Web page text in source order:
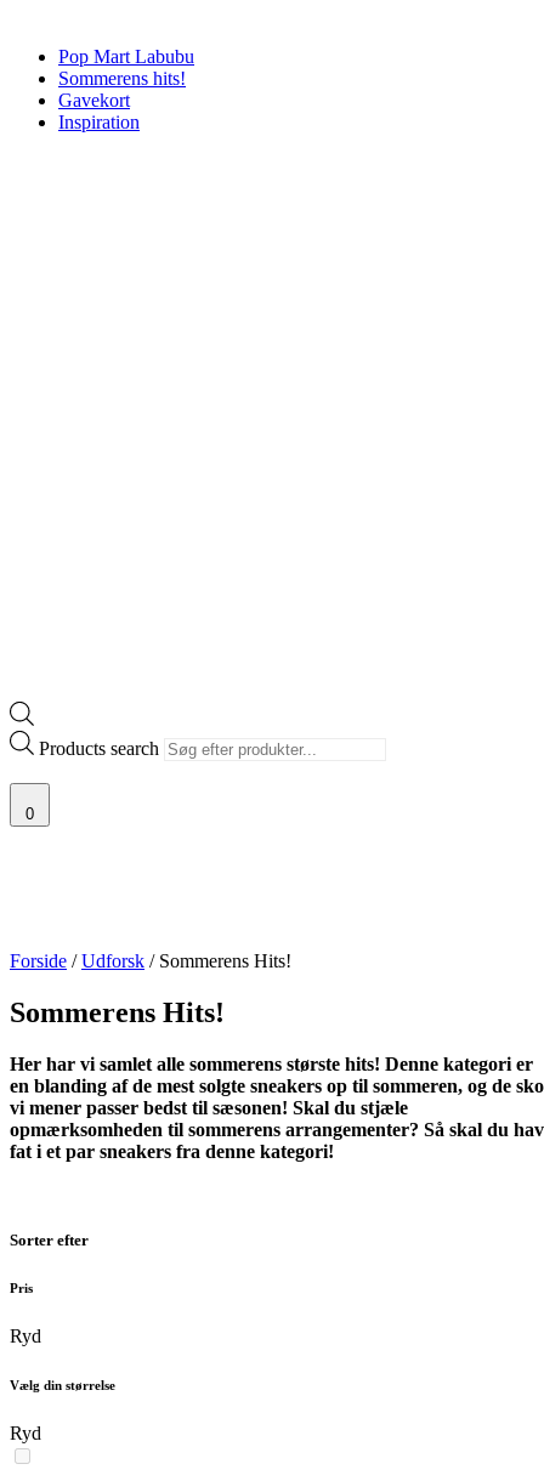
Pop Mart Labubu
Sommerens hits!
Gavekort
Inspiration
Products search
0
Forside /Udforsk / Sommerens Hits!
Sommerens Hits!
Her har vi samlet alle sommerens største hits! Denne kategori er
en blanding af de mest solgte sneakers op til sommeren, og de sko
vi mener passer bedst til sæsonen! Skal du stjæle
opmærksomheden til sommerens arrangementer? Så skal du
fat i et par sneakers fra denne kategori!
Sorter efter
Pris
Ryd
Vælg din størrelse
Ryd